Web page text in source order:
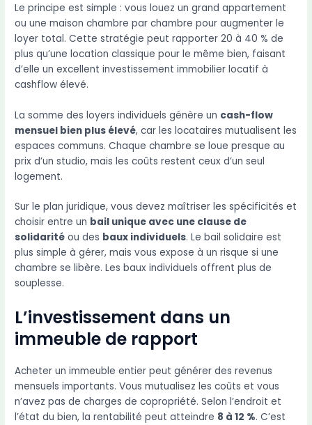
Le principe est simple : vous louez un grand appartement
ou une maison chambre par chambre pour augmenter le
loyer total. Cette stratégie peut rapporter 20 à 40 % de
plus qu’une location classique pour le même bien, faisant
d’elle un excellent investissement immobilier locatif à
cashflow élevé.
La somme des loyers individuels génère un cash-flow
mensuel bien plus élevé, car les locataires mutualisent les
espaces communs. Chaque chambre se loue presque au
prix d’un studio, mais les coûts restent ceux d’un seul
logement.
Sur le plan juridique, vous devez maîtriser les spécificités et
choisir entre un bail unique avec une clause de
solidarité ou des baux individuels. Le bail solidaire est
plus simple à gérer, mais vous expose à un risque si une
chambre se libère. Les baux individuels offrent plus de
souplesse.
L’investissement dans un
immeuble de rapport
Acheter un immeuble entier peut générer des revenus
mensuels importants. Vous mutualisez les coûts et vous
n’avez pas de charges de copropriété. Selon l’endroit et
l’état du bien, la rentabilité peut atteindre 8 à 12 %. C’est